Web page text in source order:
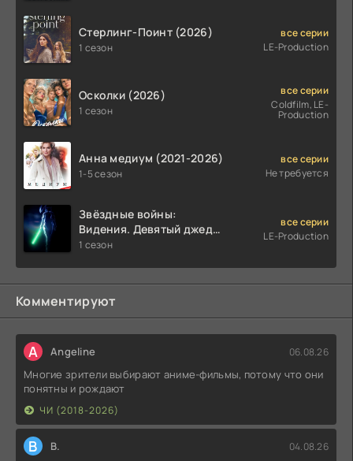
Стерлинг-Поинт (2026)
1 сезон
все серии
LE-Production
Осколки (2026)
1 сезон
все серии
Coldfilm, LE-
Production
Анна медиум (2021-2026)
1-5 сезон
все серии
Не требуется
Звёздные войны:
Видения. Девятый джедай
(2026)
1 сезон
все серии
LE-Production
Комментируют
A Angeline 06.08.26
Многие зрители выбирают аниме-фильмы, потому что они
понятны и рождают
ЧИ (2018-2026)
В В. 04.08.26